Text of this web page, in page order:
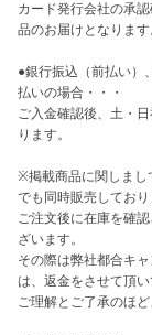
カード発行会社の承
品のお届けとなります
●銀行振込（前払い）
払いの場合・・・
ご入金確認後、土・
ります。
※掲載商品に関しまし
でも同時販売しており
ご注文後に在庫を確
ざいます。
その際は弊社都合キ
は、返金をさせて頂い
ご理解とご了承のほ